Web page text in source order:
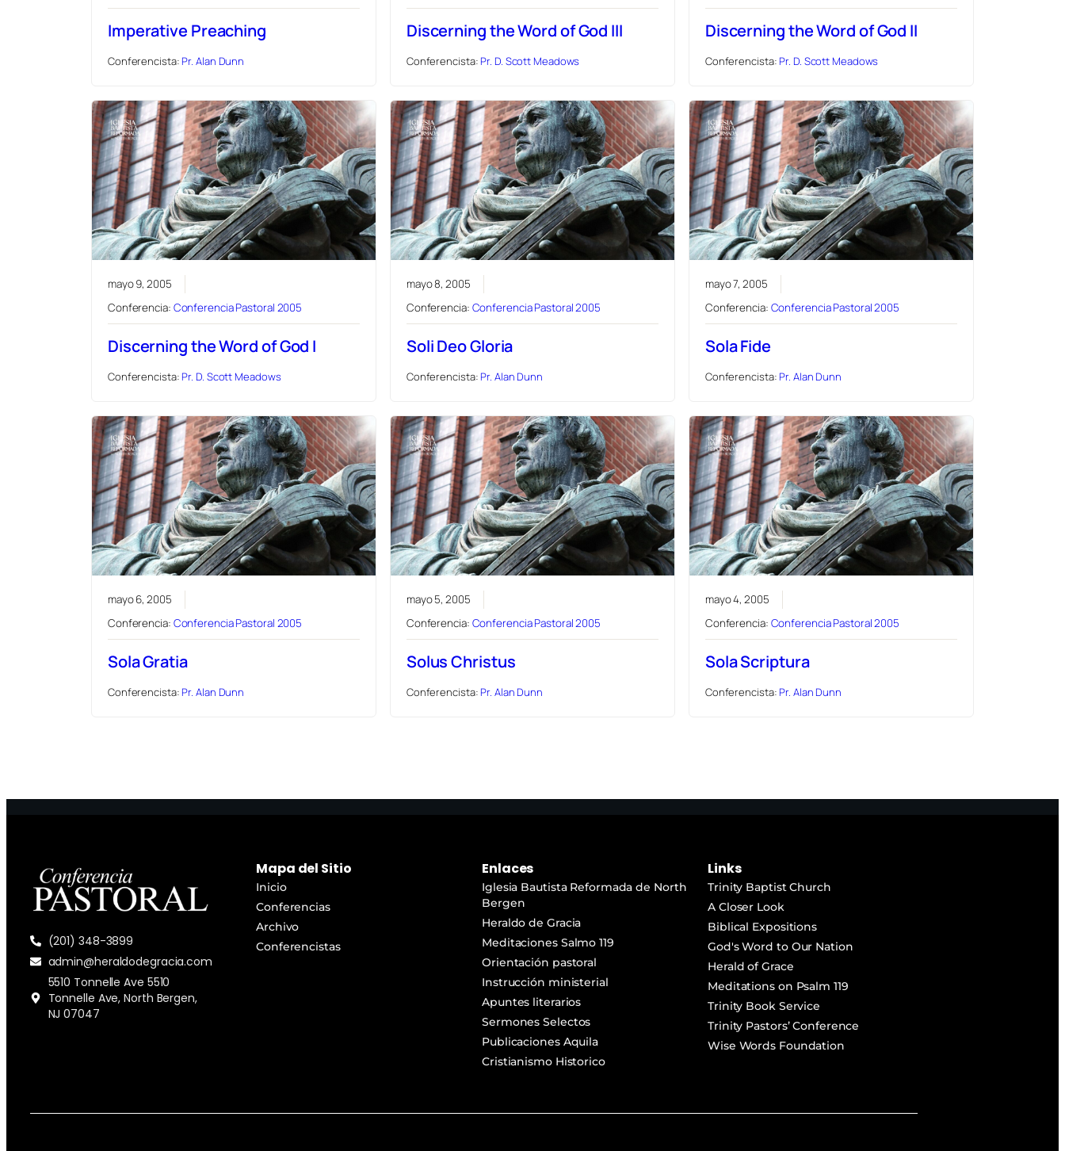
Imperative Preaching
Conferencista:Pr. Alan Dunn
Discerning the Word of God III
Conferencista:Pr. D. Scott Meadows
Discerning the Word of God II
Conferencista:Pr. D. Scott Meadows
mayo 9, 2005
Conferencia: Conferencia Pastoral 2005
Discerning the Word of God I
Conferencista:Pr. D. Scott Meadows
mayo 8, 2005
Conferencia: Conferencia Pastoral 2005
Soli Deo Gloria
Conferencista:Pr. Alan Dunn
mayo 7, 2005
Conferencia: Conferencia Pastoral 2005
Sola Fide
Conferencista:Pr. Alan Dunn
mayo 6, 2005
Conferencia: Conferencia Pastoral 2005
Sola Gratia
Conferencista:Pr. Alan Dunn
mayo 5, 2005
Conferencia: Conferencia Pastoral 2005
Solus Christus
Conferencista:Pr. Alan Dunn
mayo 4, 2005
Conferencia: Conferencia Pastoral 2005
Sola Scriptura
Conferencista:Pr. Alan Dunn
(201) 348-3899
admin@heraldodegracia.com
5510 Tonnelle Ave 5510
Tonnelle Ave, North Bergen,
NJ 07047
Mapa del Sitio
Inicio
Conferencias
Archivo
Conferencistas
Enlaces
Iglesia Bautista Reformada de North
Bergen
Heraldo de Gracia
Meditaciones Salmo 119
Orientación pastoral
Instrucción ministerial
Apuntes literarios
Sermones Selectos
Publicaciones Aquila
Cristianismo Historico
Links
Trinity Baptist Church
A Closer Look
Biblical Expositions
God's Word to Our Nation
Herald of Grace
Meditations on Psalm 119
Trinity Book Service
Trinity Pastors’ Conference
Wise Words Foundation